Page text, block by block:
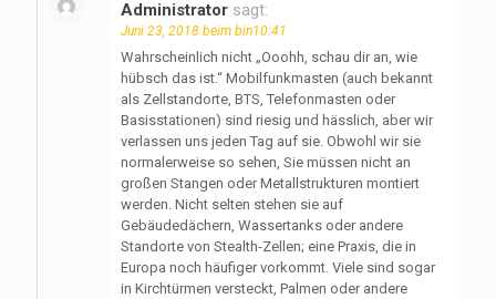
Administrator sagt:
Juni 23, 2018 beim bin10:41
Wahrscheinlich nicht „Ooohh, schau dir an, wie
hübsch das ist.“ Mobilfunkmasten (auch bekannt
als Zellstandorte, BTS, Telefonmasten oder
Basisstationen) sind riesig und hässlich, aber wir
verlassen uns jeden Tag auf sie. Obwohl wir sie
normalerweise so sehen, Sie müssen nicht an
großen Stangen oder Metallstrukturen montiert
werden. Nicht selten stehen sie auf
Gebäudedächern, Wassertanks oder andere
Standorte von Stealth-Zellen; eine Praxis, die in
Europa noch häufiger vorkommt. Viele sind sogar
in Kirchtürmen versteckt, Palmen oder andere